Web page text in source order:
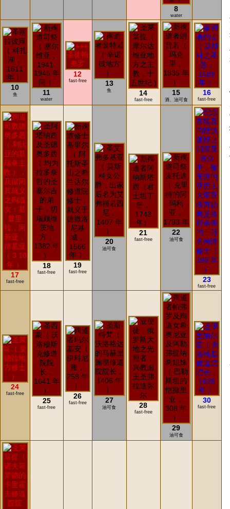
8
water
10
鱼 11
water
12
fast-free 13
鱼 14
fast-free
15
酒、油可食
16
fast-free
17
fast-free
18
fast-free
19
fast-free
20
油可食
21
fast-free
22
油可食
23
fast-free
24
fast-free
25
fast-free
26
fast-free 27
油可食 28
fast-free
29
油可食
30
fast-free